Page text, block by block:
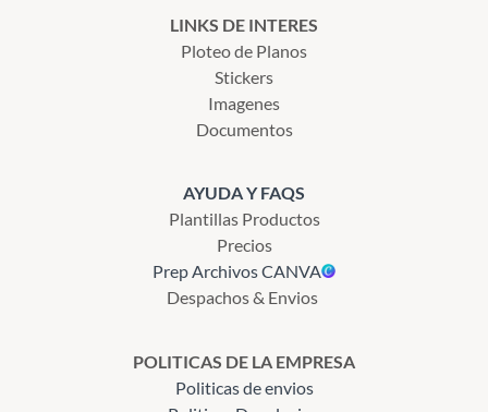
LINKS DE INTERES
Ploteo de Planos
Stickers
Imagenes
Documentos
AYUDA Y FAQS
Plantillas Productos
Precios
Prep Archivos CANVA
Despachos & Envios
POLITICAS DE LA EMPRESA
Politicas de envios